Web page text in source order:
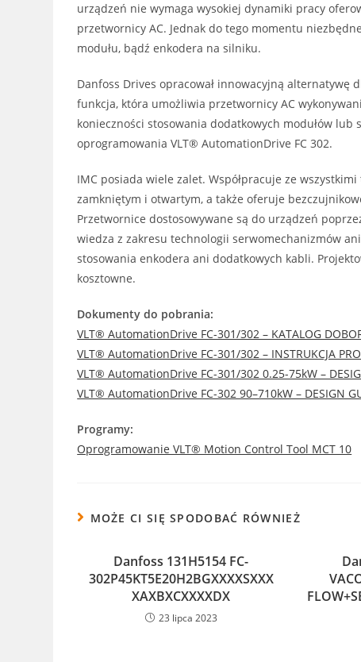
urządzeń nie wymaga wysokiej dynamiki pracy
przetwornicy AC. Jednak do tego momentu
modułu, bądź enkodera na silniku.
Danfoss Drives opracował innowacyjną
funkcja, która umożliwia przetwornicy AC
konieczności stosowania dodatkowych modułów
oprogramowania VLT® AutomationDrive FC 302.
IMC posiada wiele zalet. Współpracuje ze
zamkniętym i otwartym, a także oferuje
Przetwornice dostosowywane są do urządzeń
wiedza z zakresu technologii serwomechanizmów
stosowania enkodera ani dodatkowych kabli.
kosztowne.
Dokumenty do pobrania:
VLT® AutomationDrive FC-301/302 – KATALOG
VLT® AutomationDrive FC-301/302 – INSTRUKCJA
VLT® AutomationDrive FC-301/302 0.25-75kW –
VLT® AutomationDrive FC-302 90–710kW – DESIGN
Programy:
Oprogramowanie VLT® Motion Control Tool MCT 10
MOŻE CI SIĘ SPODOBAĆ RÓWNIEŻ
Danfoss 131H5154 FC-
302P45KT5E20H2BGXXXXSXXX
XAXBXCXXXXDX
23 lipca 2023